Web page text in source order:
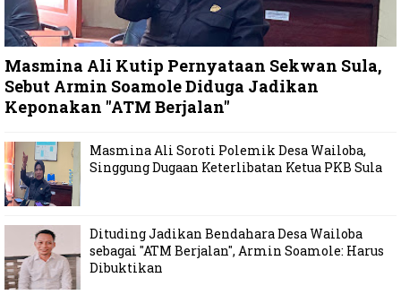
Masmina Ali Kutip Pernyataan Sekwan Sula,
Sebut Armin Soamole Diduga Jadikan
Keponakan "ATM Berjalan"
Masmina Ali Soroti Polemik Desa Wailoba,
Singgung Dugaan Keterlibatan Ketua PKB Sula
Dituding Jadikan Bendahara Desa Wailoba
sebagai "ATM Berjalan", Armin Soamole: Harus
Dibuktikan